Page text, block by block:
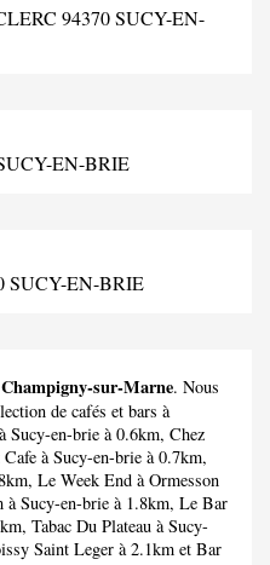
94370 SUCY-EN-
EN-BRIE
SUCY-EN-BRIE
sur-Marne. Nous
de cafés et bars à
à Sucy-en-brie à 0.6km, Chez
à Sucy-en-brie à 0.7km,
Le Week End à Ormesson
à Sucy-en-brie à 1.8km, Le Bar
Tabac Du Plateau à Sucy-
Saint Leger à 2.1km et Bar